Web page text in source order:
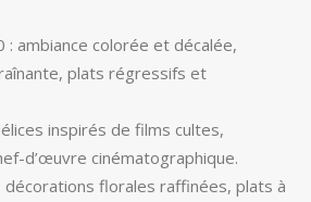
: ambiance colorée et décalée,
plats régressifs et
inspirés de films cultes,
d’œuvre cinématographique.
décorations florales raffinées, plats à